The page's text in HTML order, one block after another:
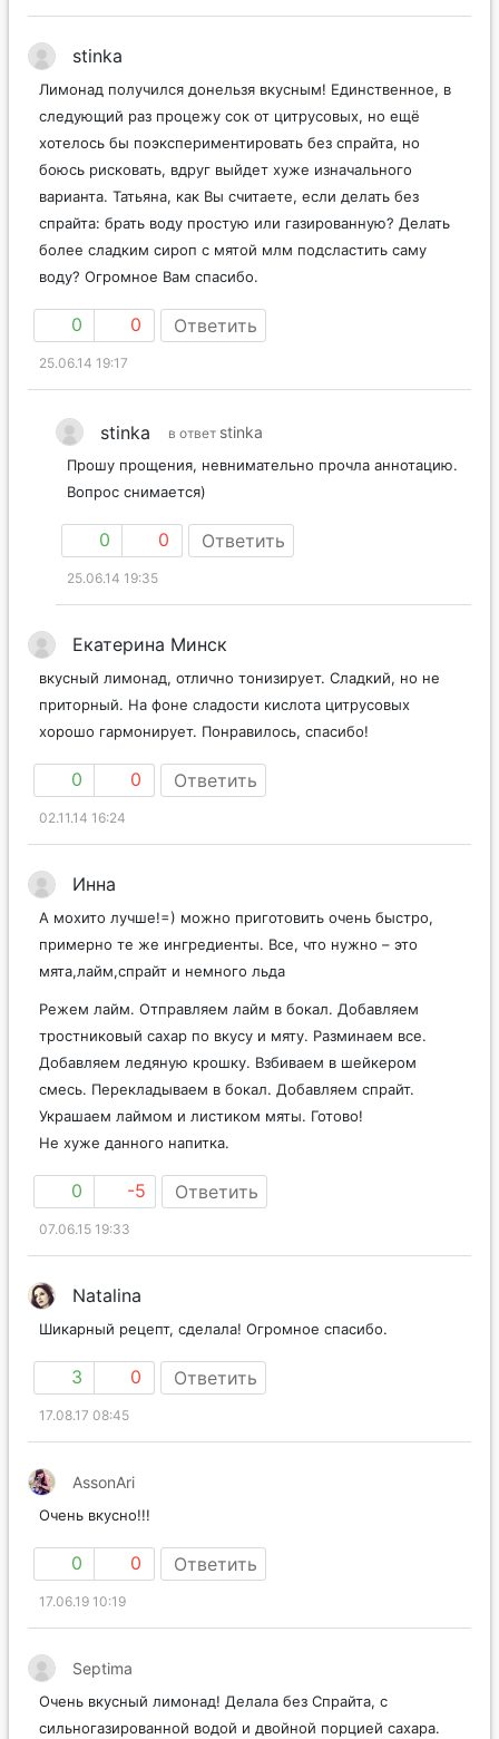
stinka
Лимонад получился донельзя вкусным! Единственное, в
следующий раз процежу сок от цитрусовых, но ещё
хотелось бы поэкспериментировать без спрайта, но
боюсь рисковать, вдруг выйдет хуже изначального
варианта. Татьяна, как Вы считаете, если делать без
спрайта: брать воду простую или газированную? Делать
более сладким сироп с мятой млм подсластить саму
воду? Огромное Вам спасибо.
0 0 Ответить
25.06.14 19:17
stinka в ответ stinka
Прошу прощения, невнимательно прочла аннотацию.
Вопрос снимается)
0 0 Ответить
25.06.14 19:35
Екатерина Минск
вкусный лимонад, отлично тонизирует. Сладкий, но не
приторный. На фоне сладости кислота цитрусовых
хорошо гармонирует. Понравилось, спасибо!
0 0 Ответить
02.11.14 16:24
Инна
А мохито лучше!=) можно приготовить очень быстро,
примерно те же ингредиенты. Все, что нужно – это
мята,лайм,спрайт и немного льда
Режем лайм. Отправляем лайм в бокал. Добавляем
тростниковый сахар по вкусу и мяту. Разминаем все.
Добавляем ледяную крошку. Взбиваем в шейкером
смесь. Перекладываем в бокал. Добавляем спрайт.
Украшаем лаймом и листиком мяты. Готово!
Не хуже данного напитка.
0 -5 Ответить
07.06.15 19:33
Natalina
Шикарный рецепт, сделала! Огромное спасибо.
3 0 Ответить
17.08.17 08:45
AssonAri
Очень вкусно!!!
0 0 Ответить
17.06.19 10:19
Septima
Очень вкусный лимонад! Делала без Спрайта, с
сильногазированной водой и двойной порцией сахара.